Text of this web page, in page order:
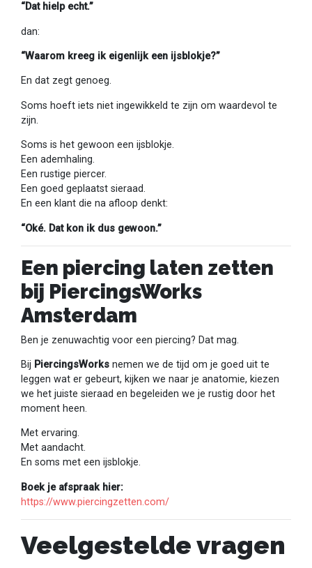
“Dat hielp echt.”
dan:
“Waarom kreeg ik eigenlijk een ijsblokje?”
En dat zegt genoeg.
Soms hoeft iets niet ingewikkeld te zijn om waardevol te
zijn.
Soms is het gewoon een ijsblokje.
Een ademhaling.
Een rustige piercer.
Een goed geplaatst sieraad.
En een klant die na afloop denkt:
“Oké. Dat kon ik dus gewoon.”
Een piercing laten zetten
bij PiercingsWorks
Amsterdam
Ben je zenuwachtig voor een piercing? Dat mag.
Bij PiercingsWorks nemen we de tijd om je goed uit te
leggen wat er gebeurt, kijken we naar je anatomie, kiezen
we het juiste sieraad en begeleiden we je rustig door het
moment heen.
Met ervaring.
Met aandacht.
En soms met een ijsblokje.
Boek je afspraak hier:
https://www.piercingzetten.com/
Veelgestelde vragen